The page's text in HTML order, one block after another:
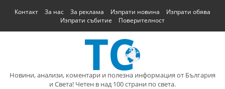
Контакт За нас За реклама Изпрати новина
Изпрати обява
Изпрати събитие
Поверителност
Новини, анализи, коментари и полезна информация от България
и Света! Четен в над 100 страни по света.